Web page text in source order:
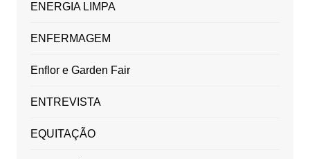
ENERGIA LIMPA
ENFERMAGEM
Enflor e Garden Fair
ENTREVISTA
EQUITAÇÃO